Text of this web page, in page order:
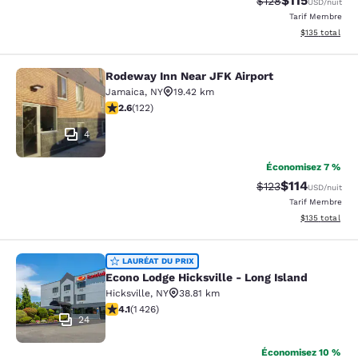
USD/nuit
Tarif Membre
Afficher les
$135 total
Rodeway Inn Near JFK Airport
4
Rodeway Inn Near JFK Airport
Jamaica, NY
19.42 km
2.57 étoiles. Moyen. 122 commentaires
2.6(122)
Économisez 7 %
Tarif barré :
$123Tarif réduit :
$114USD/nuit
Tarif Membre
Afficher les
$135 total
Econo Lodge Hicksville - Long
24
LAURÉAT DU PRIX
Econo Lodge Hicksville - Long Island
Hicksville, NY
38.81 km
4.06 étoiles. Très Bien. 1426 commentaires
4.1(1 426)
Économisez 10 %